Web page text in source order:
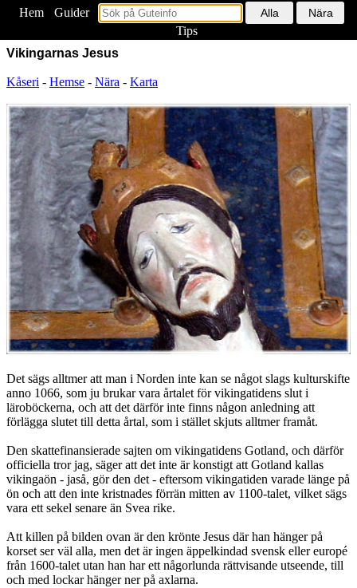
Hem
Guider
Tips
Vikingarnas Jesus
Kåseri - Hemse - Nära - Karta
Det sägs alltmer att man i Norden inte kan se något slags kulturskifte
anno 1066, som ju brukar vara årtalet för vikingatidens slut i
läroböckerna, och att det därför inte finns någon anledning att
förlägga slutet till detta årtal, som i stället skjuts alltmer framåt.
Den skattefinansierade sajten om vikingatidens Gotland, och därför
officiella tror jag, säger att det inte är konstigt att Gotland kallas
vikingaön - jaså, gör den det - eftersom vikingatiden varade länge på
ön och att den inte kristnades förrän mitten av 1100-talet, vilket sägs
vara ett sekel senare än Svea rike.
Att killen på bilden ovan är den krönte Jesus där han hänger på
korset ser väl alla, men det är ingen äppelkindad svensk eller europé
från 1600-talet utan han har ett någorlunda rättvisande utseende, till
och med lockar hänger ner på axlarna.